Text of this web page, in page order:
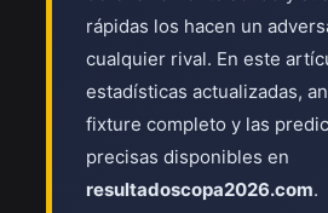
rápidas los hacen un
cualquier rival. En este
estadísticas actualizadas,
fixture completo y las
precisas disponibles en
resultadoscopa2026.com.